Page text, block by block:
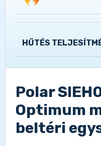
HŰTÉS
Polar
Optimum
beltéri